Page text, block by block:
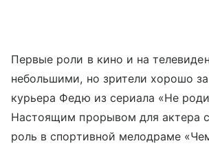
Первые роли в кино и на
небольшими, но зрители хорошо
курьера Федю из сериала «Не
Настоящим прорывом для актера
роль в спортивной мелодраме